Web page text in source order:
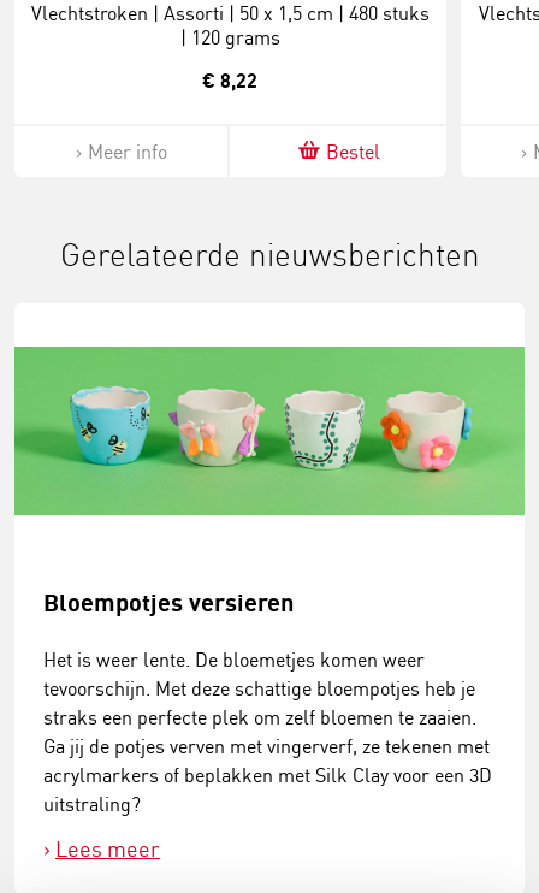
Vlechtstroken | Assorti | 50 x 1,5 cm | 480 stuks
| 120 grams
€ 8,22
Meer info Bestel
Gerelateerde nieuwsberichten
Bloempotjes versieren
Het is weer lente. De bloemetjes komen weer
tevoorschijn. Met deze schattige bloempotjes heb je
straks een perfecte plek om zelf bloemen te zaaien.
Ga jij de potjes verven met vingerverf, ze tekenen met
acrylmarkers of beplakken met Silk Clay voor een 3D
uitstraling?
Lees meer